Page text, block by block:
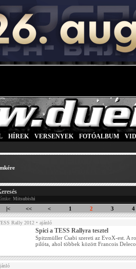
HÍREK VERSENYEK FOTÓALBUM
Mitsubishi
|< << < 1 2 3 4
Rally 2012 • ajánló
Spici a TESS Rallyra tesztel
Spitzmüller Csabi szereti az EvoX-est. A
pilóta, ahol többek között Francois